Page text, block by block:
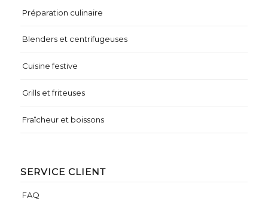
Préparation culinaire
Blenders et centrifugeuses
Cuisine festive
Grills et friteuses
Fraîcheur et boissons
SERVICE CLIENT
FAQ